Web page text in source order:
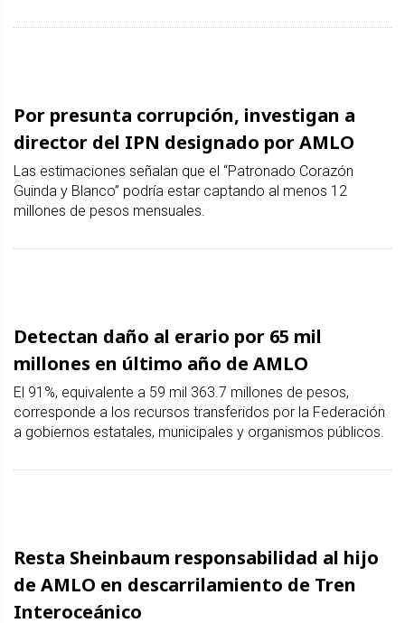
Por presunta corrupción, investigan a
director del IPN designado por AMLO
Las estimaciones señalan que el “Patronado Corazón
Guinda y Blanco” podría estar captando al menos 12
millones de pesos mensuales.
Detectan daño al erario por 65 mil
millones en último año de AMLO
El 91%, equivalente a 59 mil 363.7 millones de pesos,
corresponde a los recursos transferidos por la Federación
a gobiernos estatales, municipales y organismos públicos.
Resta Sheinbaum responsabilidad al hijo
de AMLO en descarrilamiento de Tren
Interoceánico